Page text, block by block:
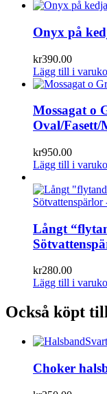
Onyx på
kr390.00
Lägg till i
Mossagat o
Oval/
kr950.00
Lägg till i
Långt
kr280.00
Lägg till i
Också köpt
Choker